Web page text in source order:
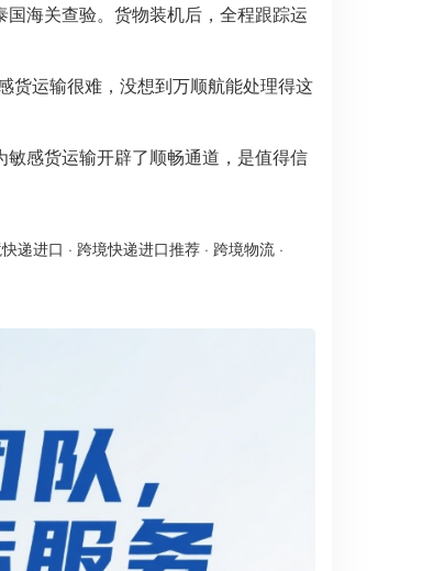
海关查验。货物装机后，全程跟踪运
货运输很难，没想到万顺航能处理得这
感货运输开辟了顺畅通道，是值得信
递进口 · 跨境快递进口推荐 · 跨境物流 ·